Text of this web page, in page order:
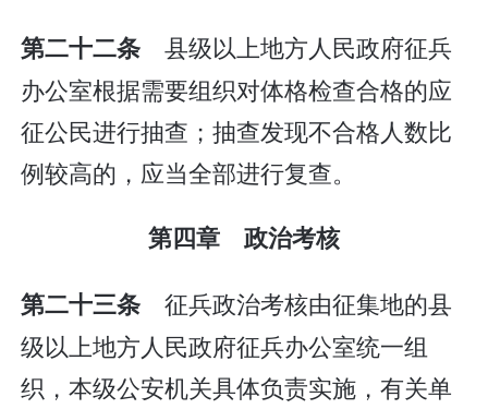
第二十二条 县级以上地方人民政府征兵
办公室根据需要组织对体格检查合格的应
征公民进行抽查；抽查发现不合格人数比
例较高的，应当全部进行复查。
第四章 政治考核
第二十三条 征兵政治考核由征集地的县
级以上地方人民政府征兵办公室统一组
织，本级公安机关具体负责实施，有关单